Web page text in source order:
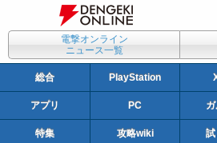
電撃オンライン
ニュース一覧
総合 PlayStation
アプリ PC
特集 攻略wiki 試